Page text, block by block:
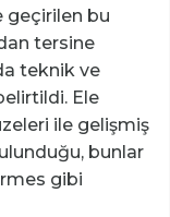
geçirilen bu
tersine
teknik ve
Ele
ile gelişmiş
bunlar
gibi